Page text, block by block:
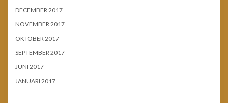
DECEMBER 2017
NOVEMBER 2017
OKTOBER 2017
SEPTEMBER 2017
JUNI 2017
JANUARI 2017